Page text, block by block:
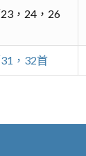
，24，26
，32首